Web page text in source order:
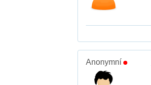
Anonymní